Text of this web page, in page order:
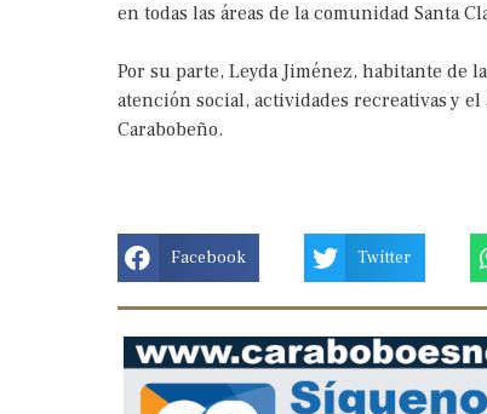
en todas las áreas de la comunidad Santa
Por su parte, Leyda Jiménez, habitante de
atención social, actividades recreativas y
Carabobeño.
Facebook Twitter